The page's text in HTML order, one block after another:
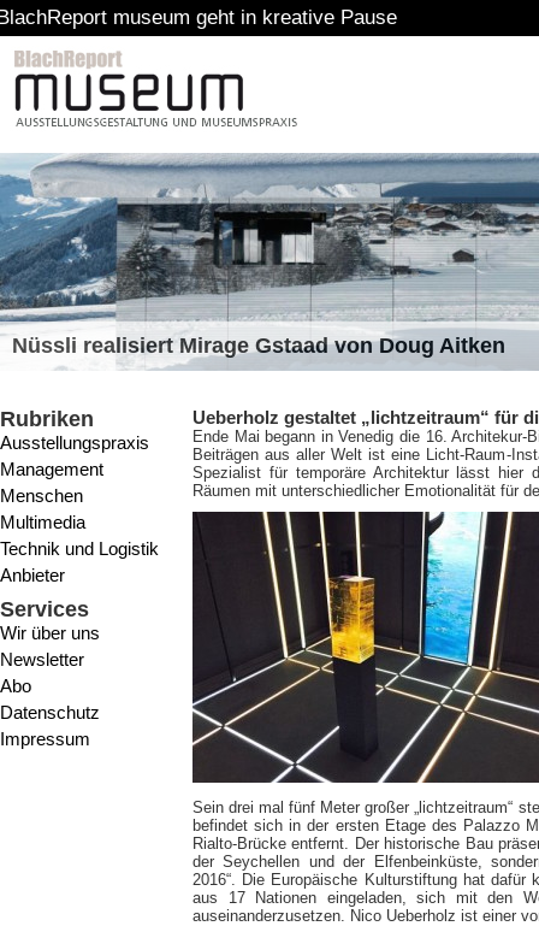
geht in kreative Pause
Nüssli realisiert Mirage Gstaad von Doug Aitken
Rubriken
Ausstellungspraxis
Management
Menschen
Multimedia
Technik und Logistik
Anbieter
Services
Wir über uns
Newsletter
Abo
Datenschutz
Impressum
Ueberholz gestaltet „lichtzeitraum“ für
Ende Mai begann in Venedig die 16.
Beiträgen aus aller Welt ist eine Licht-Raum-
Spezialist für temporäre Architektur lässt
Räumen mit unterschiedlicher Emotionalität für
Sein drei mal fünf Meter großer „lichtzeitraum“
befindet sich in der ersten Etage des Palazzo
Rialto-Brücke entfernt. Der historische Bau
der Seychellen und der Elfenbeinküste,
2016“. Die Europäische Kulturstiftung hat dafür
aus 17 Nationen eingeladen, sich mit den
auseinanderzusetzen. Nico Ueberholz ist einer